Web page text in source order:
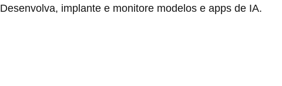
Desenvolva, implante e monitore modelos e apps de IA.